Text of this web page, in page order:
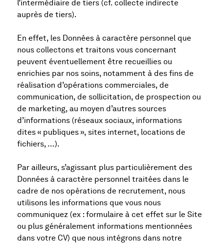
l’intermédiaire de tiers (cf. collecte indirecte
auprès de tiers).
En effet, les Données à caractère personnel que
nous collectons et traitons vous concernant
peuvent éventuellement être recueillies ou
enrichies par nos soins, notamment à des fins de
réalisation d’opérations commerciales, de
communication, de sollicitation, de prospection ou
de marketing, au moyen d’autres sources
d’informations (réseaux sociaux, informations
dites « publiques », sites internet, locations de
fichiers, …).
Par ailleurs, s’agissant plus particulièrement des
Données à caractère personnel traitées dans le
cadre de nos opérations de recrutement, nous
utilisons les informations que vous nous
communiquez (ex : formulaire à cet effet sur le Site
ou plus généralement informations mentionnées
dans votre CV) que nous intégrons dans notre